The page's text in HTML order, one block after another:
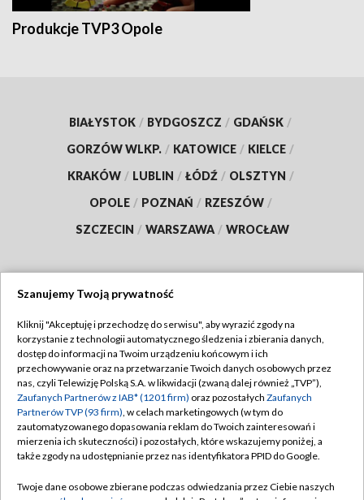
Produkcje TVP3 Opole
BIAŁYSTOK / BYDGOSZCZ / GDAŃSK /
GORZÓW WLKP. / KATOWICE / KIELCE /
KRAKÓW / LUBLIN / ŁÓDŹ / OLSZTYN /
OPOLE / POZNAŃ / RZESZÓW /
SZCZECIN / WARSZAWA / WROCŁAW
TVP
Abonament TVP
Emisja w TVP
Centrum informacji TVP
Naziemna Telewizja Cyfrowa
Regulamin TVP
Polityka prywatności
Moje zgody
Pomoc
Szanujemy Twoją prywatność
Kliknij "Akceptuję i przechodzę do serwisu", aby wyrazić zgody na
korzystanie z technologii automatycznego śledzenia i zbierania danych,
dostęp do informacji na Twoim urządzeniu końcowym i ich
przechowywanie oraz na przetwarzanie Twoich danych osobowych przez
nas, czyli Telewizję Polską S.A. w likwidacji (zwaną dalej również „TVP”),
Zaufanych Partnerów z IAB* (1201 firm) oraz pozostałych Zaufanych
Partnerów TVP (93 firm), w celach marketingowych (w tym do
zautomatyzowanego dopasowania reklam do Twoich zainteresowań i
mierzenia ich skuteczności) i pozostałych, które wskazujemy poniżej, a
także zgody na udostępnianie przez nas identyfikatora PPID do Google.
Twoje dane osobowe zbierane podczas odwiedzania przez Ciebie naszych